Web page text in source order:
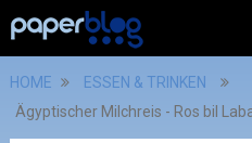
HOME
ESSEN & TRINKEN
Ägyptischer Milchreis - Ros bil